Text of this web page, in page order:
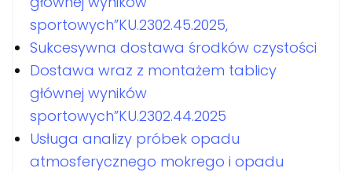
sportowych”KU.2302.45.2025,
Sukcesywna dostawa środków czystości
Dostawa wraz z montażem tablicy
głównej wyników
sportowych”KU.2302.44.2025
Usługa analizy próbek opadu
atmosferycznego mokrego i opadu